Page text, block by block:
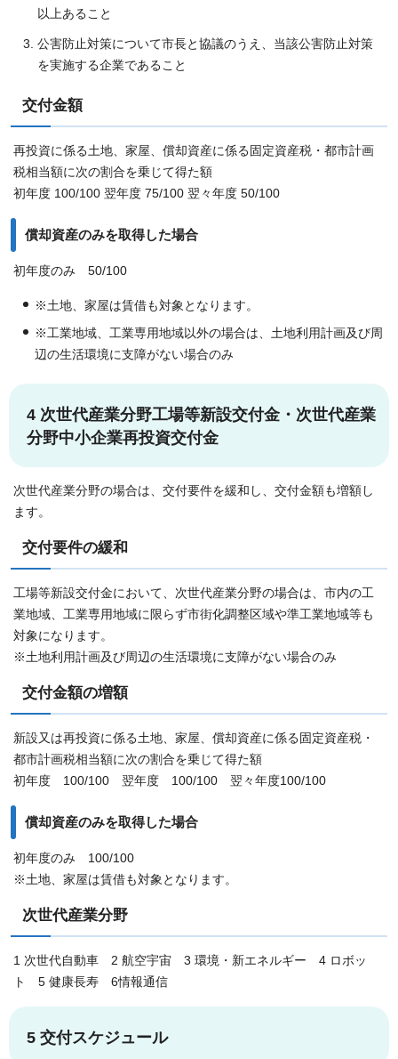
以上あること
公害防止対策について市長と協議のうえ、当該公害防止対策
を実施する企業であること
交付金額
再投資に係る土地、家屋、償却資産に係る固定資産税・都市計画
税相当額に次の割合を乗じて得た額
初年度 100/100 翌年度 75/100 翌々年度 50/100
償却資産のみを取得した場合
初年度のみ 50/100
※土地、家屋は賃借も対象となります。
※工業地域、工業専用地域以外の場合は、土地利用計画及び周
辺の生活環境に支障がない場合のみ
4 次世代産業分野工場等新設交付金・次世代産業
分野中小企業再投資交付金
次世代産業分野の場合は、交付要件を緩和し、交付金額も増額し
ます。
交付要件の緩和
工場等新設交付金において、次世代産業分野の場合は、市内の工
業地域、工業専用地域に限らず市街化調整区域や準工業地域等も
対象になります。
※土地利用計画及び周辺の生活環境に支障がない場合のみ
交付金額の増額
新設又は再投資に係る土地、家屋、償却資産に係る固定資産税・
都市計画税相当額に次の割合を乗じて得た額
初年度 100/100 翌年度 100/100 翌々年度100/100
償却資産のみを取得した場合
初年度のみ 100/100
※土地、家屋は賃借も対象となります。
次世代産業分野
1 次世代自動車 2 航空宇宙 3 環境・新エネルギー 4 ロボッ
ト 5 健康長寿 6情報通信
5 交付スケジュール